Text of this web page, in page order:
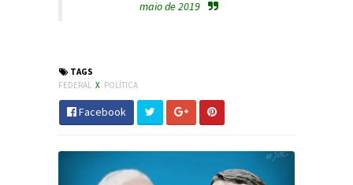
maio de 2019
TAGS
FEDERAL X POLÍTICA
Facebook